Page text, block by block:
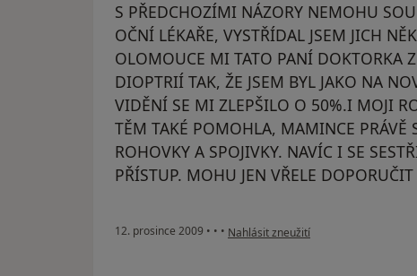
S PŘEDCHOZÍMI NÁZORY NEMOHU
OČNÍ LÉKAŘE, VYSTŘÍDAL JSEM JICH
OLOMOUCE MI TATO PANÍ DOKTORKA
DIOPTRIÍ TAK, ŽE JSEM BYL JAKO NA
VIDĚNÍ SE MI ZLEPŠILO O 50%.I MOJI
TĚM TAKÉ POMOHLA, MAMINCE PRÁVĚ
ROHOVKY A SPOJIVKY. NAVÍC I SE
PŘÍSTUP. MOHU JEN VŘELE
12. prosince 2009 • • • podle názoru uživatele Pacient
Nahlásit zneužití